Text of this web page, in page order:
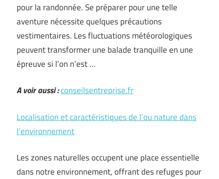
pour la randonnée. Se préparer pour une telle
aventure nécessite quelques précautions
vestimentaires. Les fluctuations météorologiques
peuvent transformer une balade tranquille en une
épreuve si l’on n’est …
A voir aussi :conseilsentreprise.fr
Localisation et caractéristiques de l’ou nature dans
l’environnement
Les zones naturelles occupent une place essentielle
dans notre environnement, offrant des refuges pour